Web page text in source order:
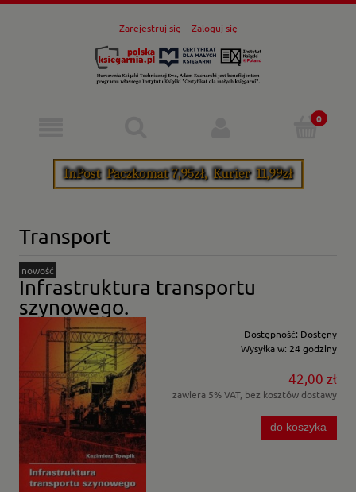
Zarejestruj się Zaloguj się
Transport
Infrastruktura transportu
szynowego.
Dostępność: Dostęny
Wysyłka w: 24 godziny
42,00 zł
zawiera 5% VAT, bez kosztów dostawy
do koszyka
nowość